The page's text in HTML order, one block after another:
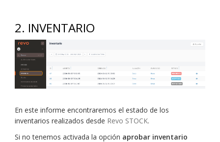
2. INVENTARIO
En este informe encontraremos el estado de los
inventarios realizados desde Revo STOCK.
Si no tenemos activada la opción aprobar inventario